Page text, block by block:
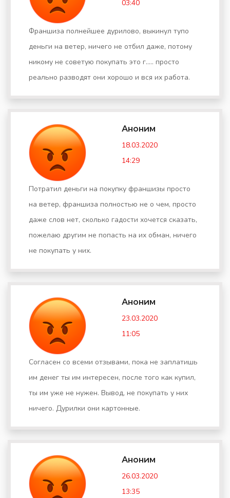
03:40
Франшиза полнейшее дурилово, выкинул тупо
деньги на ветер, ничего не отбил даже, потому
никому не советую покупать это г..... просто
реально разводят они хорошо и вся их работа.
Аноним
18.03.2020
14:29
Потратил деньги на покупку франшизы просто
на ветер, франшиза полностью не о чем, просто
даже слов нет, сколько гадости хочется сказать,
пожелаю другим не попасть на их обман, ничего
не покупать у них.
Аноним
23.03.2020
11:05
Согласен со всеми отзывами, пока не заплатишь
им денег ты им интересен, после того как купил,
ты им уже не нужен. Вывод, не покупать у них
ничего. Дурилки они картонные.
Аноним
26.03.2020
13:35